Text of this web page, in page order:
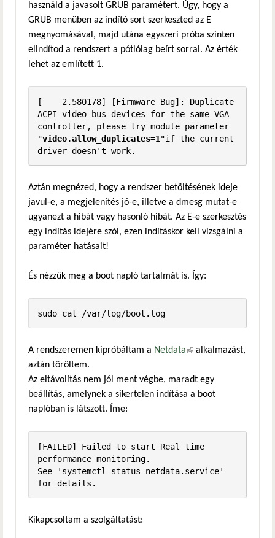
használd a javasolt GRUB paramétert. Úgy, hogy a
GRUB menüben az indító sort szerkeszted az E
megnyomásával, majd utána egyszeri próba szinten
elindítod a rendszert a pótlólag beírt sorral. Az érték
lehet az említett 1.
[    2.580178] [Firmware Bug]: Duplicate
ACPI video bus devices for the same VGA
controller, please try module parameter
"video.allow_duplicates=1 "if the current
driver doesn't work.
Aztán megnézed, hogy a rendszer betöltésének ideje
javul-e, a megjelenítés jó-e, illetve a dmesg mutat-e
ugyanezt a hibát vagy hasonló hibát. Az E-e szerkesztés
egy indítás idejére szól, ezen indításkor kell vizsgálni a
paraméter hatásait!
És nézzük meg a boot napló tartalmát is. Így:
sudo cat /var/log/boot.log
A rendszeremen kipróbáltam a Netdata(külső hivatkozás)
alkalmazást,
aztán töröltem.
Az eltávolítás nem jól ment végbe, maradt egy
beállítás, amelynek a sikertelen indítása a boot
naplóban is látszott. Íme:
[FAILED] Failed to start Real time
performance monitoring.
See 'systemctl status netdata.service'
for details.
Kikapcsoltam a szolgáltatást: